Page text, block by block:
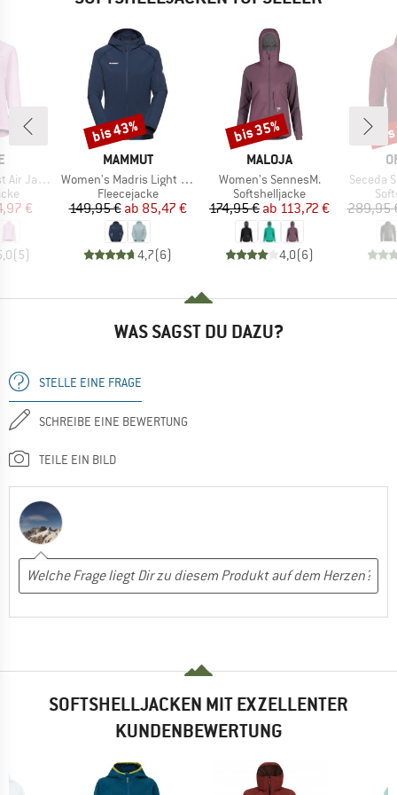
Jacket
Preis
€
(5)
MARKE
MAMMUT
Artikel
Women's Madris Light Midlayer Hooded Jacket
Produktgruppe
Fleecejacke
Preis
149,95 € reduzierter Preis
ab 85,47 €
4,7(6)
Rabatt
bis 43%
MARKE
MALOJA
Artikel
Women's SennesM.
Produktgruppe
Softshelljacke
Preis
174,95 € reduzierter Preis
ab 113,72 €
4,0(6)
Rabatt
bis 35%
Artikel
Seceda
289,95
WAS SAGST DU DAZU?
STELLE EINE FRAGE
SCHREIBE EINE BEWERTUNG
TEILE EIN BILD
SOFTSHELLJACKEN MIT EXZELLENTER
KUNDENBEWERTUNG